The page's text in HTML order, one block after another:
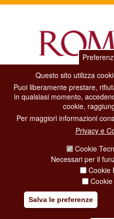
Dipartimento Grandi
Via di San Basilio, 51
00187 Roma
CONTACT
CONTATTA LA
SOCIAL
Questo sito utilizza
Puoi liberamente prestare,
in qualsiasi momento,
cookie,
Per maggiori informazioni
Privacy e
Cookie
Necessari per il
Cookie
Salva le preferenze